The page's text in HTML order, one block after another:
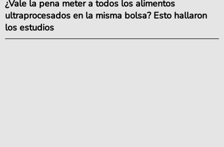
¿Vale la pena meter a todos los alimentos
ultraprocesados en la misma bolsa? Esto hallaron
los estudios